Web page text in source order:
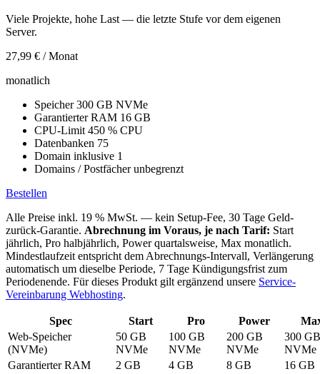
Viele Projekte, hohe Last — die letzte Stufe vor dem eigenen
Server.
27,99 € / Monat
monatlich
Speicher 300 GB NVMe
Garantierter RAM 16 GB
CPU-Limit 450 % CPU
Datenbanken 75
Domain inklusive 1
Domains / Postfächer unbegrenzt
Bestellen
Alle Preise inkl. 19 % MwSt. — kein Setup-Fee, 30 Tage Geld-
zurück-Garantie. Abrechnung im Voraus, je nach Tarif: Start
jährlich, Pro halbjährlich, Power quartalsweise, Max monatlich.
Mindestlaufzeit entspricht dem Abrechnungs-Intervall, Verlängerung
automatisch um dieselbe Periode, 7 Tage Kündigungsfrist zum
Periodenende. Für dieses Produkt gilt ergänzend unsere Service-
Vereinbarung Webhosting.
Spec Start Pro Power
Web-Speicher
(NVMe)
50 GB
NVMe
100 GB
NVMe
200 GB
NVMe
300 GB
NVMe
Garantierter RAM
2 GB 4 GB 8 GB
16 GB